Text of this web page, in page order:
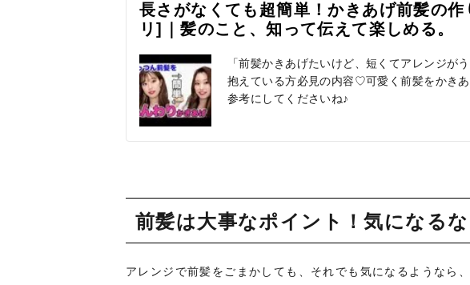
長さがなくても超簡単！かきあげ前髪の
リ]｜髪のこと、知って伝えて楽しめる。
「前髪かきあげたいけど、短くてアレンジ
抱えている方必見の内容♡可愛く前髪をかき
参考にしてくださいね♪
前髪は大事なポイント！気になる
アレンジで前髪をごまかしても、それでも気になるようなら